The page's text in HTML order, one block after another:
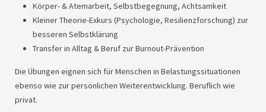
Körper- & Atemarbeit, Selbstbegegnung, Achtsamkeit
Kleiner Theorie-Exkurs (Psychologie, Resilienzforschung) zur
besseren Selbstklärung
Transfer in Alltag & Beruf zur Burnout-Prävention
Die Übungen eignen sich für Menschen in Belastungssituationen
ebenso wie zur persönlichen Weiterentwicklung. Beruflich wie
privat.